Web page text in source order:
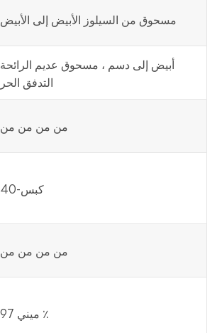
مسحوق من السيلوز الأبيض إلى الأبيض
أبيض إلى دسم ، مسحوق عديم الرائحة
التدفق الحر
من من من من
40-كبس
من من من من
ميني 97 ٪